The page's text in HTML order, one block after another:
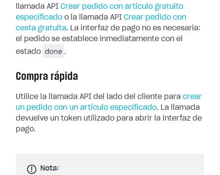
llamada API Crear pedido con artículo gratuito
especificado o la llamada API Crear pedido con
cesta gratuita. La interfaz de pago no es necesaria:
el pedido se establece inmediatamente con el
estado
done .
Compra rápida
Utilice la llamada API del lado del cliente para crear
un pedido con un artículo especificado. La llamada
devuelve un token utilizado para abrir la interfaz de
pago.
Nota: